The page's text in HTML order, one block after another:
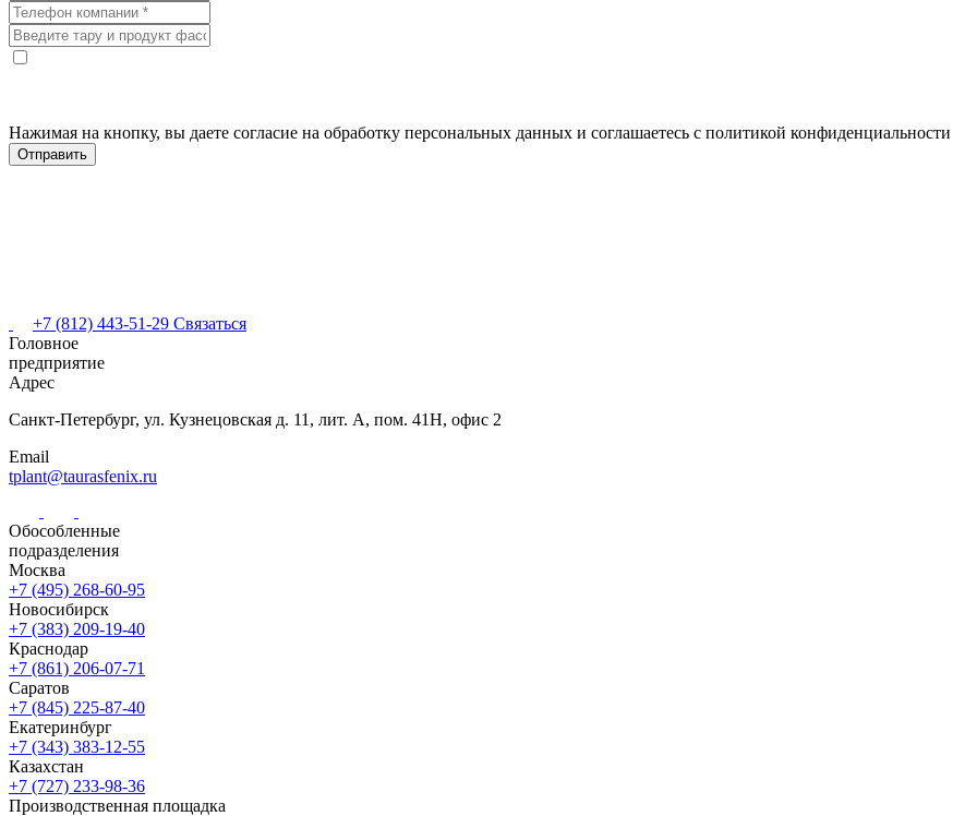
Нажимая на кнопку, вы даете согласие на обработку персональных данных и соглашаетесь с политикой конфиденциальности
+7 (812) 443-51-29 Связаться
Головное
предприятие
Адрес
Санкт-Петербург, ул. Кузнецовская д. 11, лит. А, пом. 41Н, офис 2
Email
tplant@taurasfenix.ru
Обособленные
подразделения
Москва
+7 (495) 268-60-95
Новосибирск
+7 (383) 209-19-40
Краснодар
+7 (861) 206-07-71
Саратов
+7 (845) 225-87-40
Екатеринбург
+7 (343) 383-12-55
Казахстан
+7 (727) 233-98-36
Производственная площадка